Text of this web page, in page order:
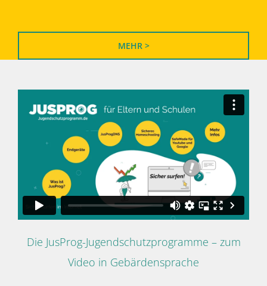
MEHR >
Die JusProg-Jugendschutzprogramme – zum
Video in Gebärdensprache